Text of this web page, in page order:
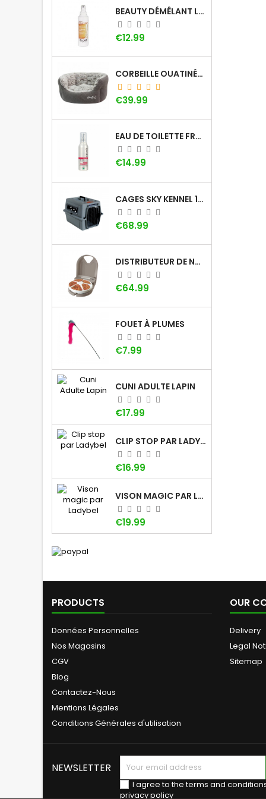
BEAUTY DÉMÊLANT LOTION DOG GÉNÉRATION
Price
€12.99
CORBEILLE OUATINÉE DOOGY WHOOLY
Price
€39.99
EAU DE TOILETTE FRAISE KHARA
Price
€14.99
CAGES SKY KENNEL 100 SMALL AVEC POIGNÉE
Price
€68.99
DISTRIBUTEUR DE NOURRITURE À MINUTEUR PETSAFE (5 REPAS)
Price
€64.99
FOUET À PLUMES
Price
€7.99
CUNI ADULTE LAPIN
Price
€17.99
CLIP STOP PAR LADYBEL
Price
€16.99
VISON MAGIC PAR LADYBEL
Price
€19.99
PRODUCTS
Données Personnelles
Nos Magasins
CGV
Blog
Contactez-Nous
Mentions Légales
Conditions Générales d'utilisation
OUR
Delivery
Legal
Sitemap
NEWSLETTER
I agree to the terms and
privacy policy